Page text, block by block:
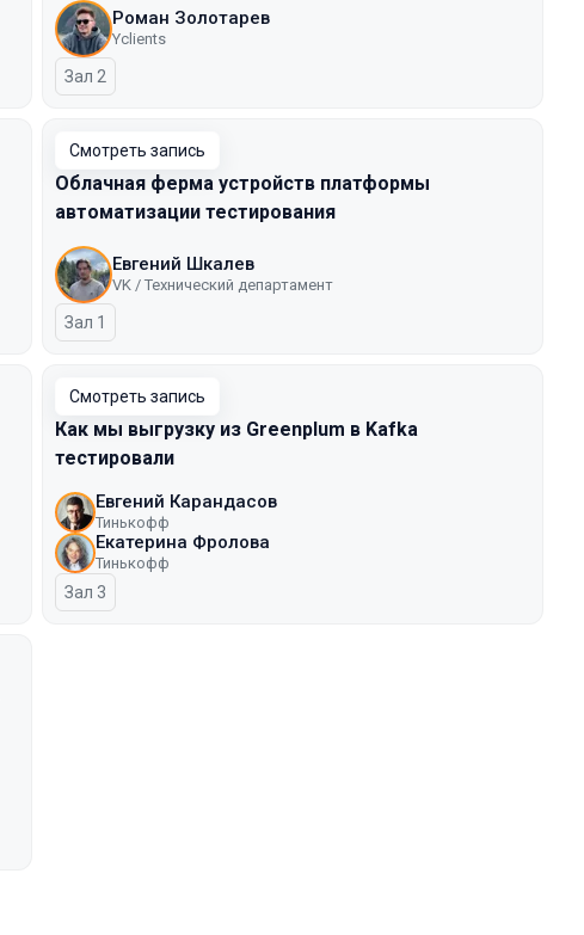
Роман Золотарев
Yclients
Зал 2
Смотреть запись
Облачная ферма устройств платформы
автоматизации тестирования
Евгений Шкалев
VK / Технический департамент
Зал 1
Смотреть запись
Как мы выгрузку из Greenplum в Kafka
тестировали
Евгений Карандасов
Тинькофф
Екатерина Фролова
Тинькофф
Зал 3